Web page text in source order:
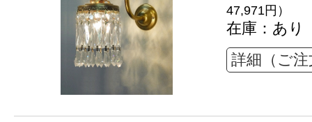
47,971円）
在庫：あり
詳細（ご